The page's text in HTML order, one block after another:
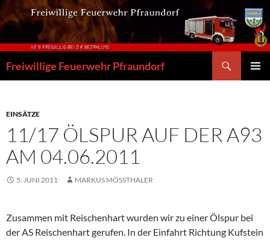
Zum
Inhalt
springen
Freiwillige Feuerwehr Pfraundorf
EINSÄTZE
11/17 ÖLSPUR AUF DER A93
AM 04.06.2011
5. JUNI 2011 MARKUS MÖSSTHALER
Zusammen mit Reischenhart wurden wir zu einer Ölspur bei
der AS Reischenhart gerufen. In der Einfahrt Richtung Kufstein